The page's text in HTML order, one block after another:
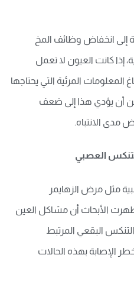
إلى انخفاض وظائف المخ
إذا كانت العيون لا تعمل
المرئية التي يحتاجها
أن يؤدي هذا إلى ضعف
مدى الانتباه.
مثل مرض الزهايمر
الأبحاث أن مشاكل العين
البقعي المرتبط
الإصابة بهذه الحالات